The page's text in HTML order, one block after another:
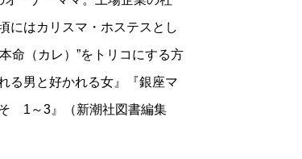
にはカリスマ・ホステスとし
命（カレ）”をトリコにする方
る男と好かれる女』『銀座マ
1～3』（新潮社図書編集